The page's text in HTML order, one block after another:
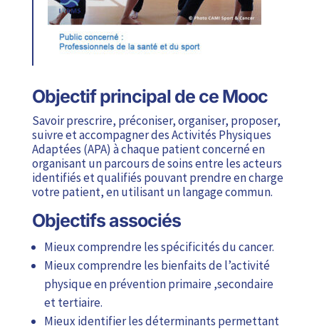
Objectif principal de ce Mooc
Savoir prescrire, préconiser, organiser, proposer,
suivre et accompagner des Activités Physiques
Adaptées (APA) à chaque patient concerné en
organisant un parcours de soins entre les acteurs
identifiés et qualifiés pouvant prendre en charge
votre patient, en utilisant un langage commun.
Objectifs associés
Mieux comprendre les spécificités du cancer.
Mieux comprendre les bienfaits de l’activité
physique en prévention primaire ,secondaire
et tertiaire.
Mieux identifier les déterminants permettant